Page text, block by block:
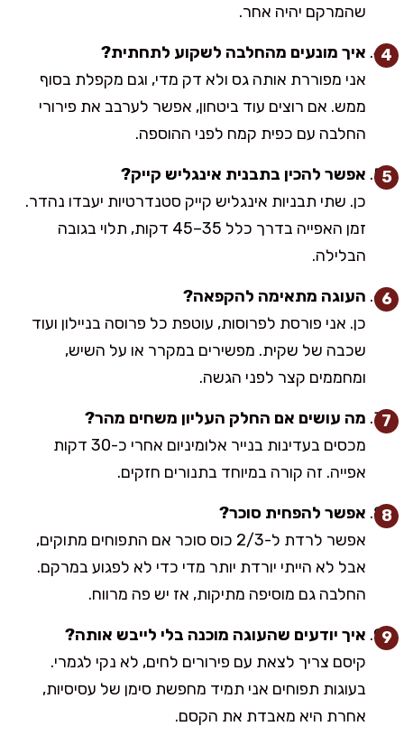
שהמרקם יהיה אחר.
איך מונעים מהחלבה לשקוע לתחתית?
אני מפוררת אותה גס ולא דק מדי, וגם מקפלת בסוף
ממש. אם רוצים עוד ביטחון, אפשר לערבב את פירורי
החלבה עם כפית קמח לפני ההוספה.
אפשר להכין בתבנית אינגליש קייק?
כן. שתי תבניות אינגליש קייק סטנדרטיות יעבדו נהדר.
זמן האפייה בדרך כלל 35–45 דקות, תלוי בגובה
הבלילה.
העוגה מתאימה להקפאה?
כן. אני פורסת לפרוסות, עוטפת כל פרוסה בניילון ועוד
שכבה של שקית. מפשירים במקרר או על השיש,
ומחממים קצר לפני הגשה.
מה עושים אם החלק העליון משחים מהר?
מכסים בעדינות בנייר אלומיניום אחרי כ-30 דקות
אפייה. זה קורה במיוחד בתנורים חזקים.
אפשר להפחית סוכר?
אפשר לרדת ל-2/3 כוס סוכר אם התפוחים מתוקים,
אבל לא הייתי יורדת יותר מדי כדי לא לפגוע במרקם.
החלבה גם מוסיפה מתיקות, אז יש פה מרווח.
איך יודעים שהעוגה מוכנה בלי לייבש אותה?
קיסם צריך לצאת עם פירורים לחים, לא נקי לגמרי.
בעוגות תפוחים אני תמיד מחפשת סימן של עסיסיות,
אחרת היא מאבדת את הקסם.